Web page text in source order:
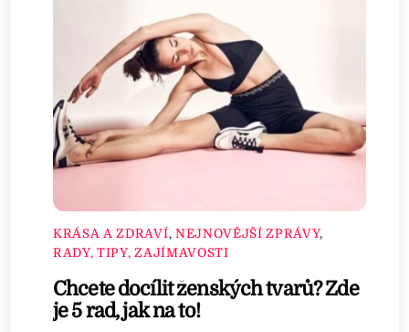
KRÁSA A ZDRAVÍ, NEJNOVĚJŠÍ ZPRÁVY,
RADY, TIPY, ZAJÍMAVOSTI
Chcete docílit ženských tvarů? Zde
je 5 rad, jak na to!